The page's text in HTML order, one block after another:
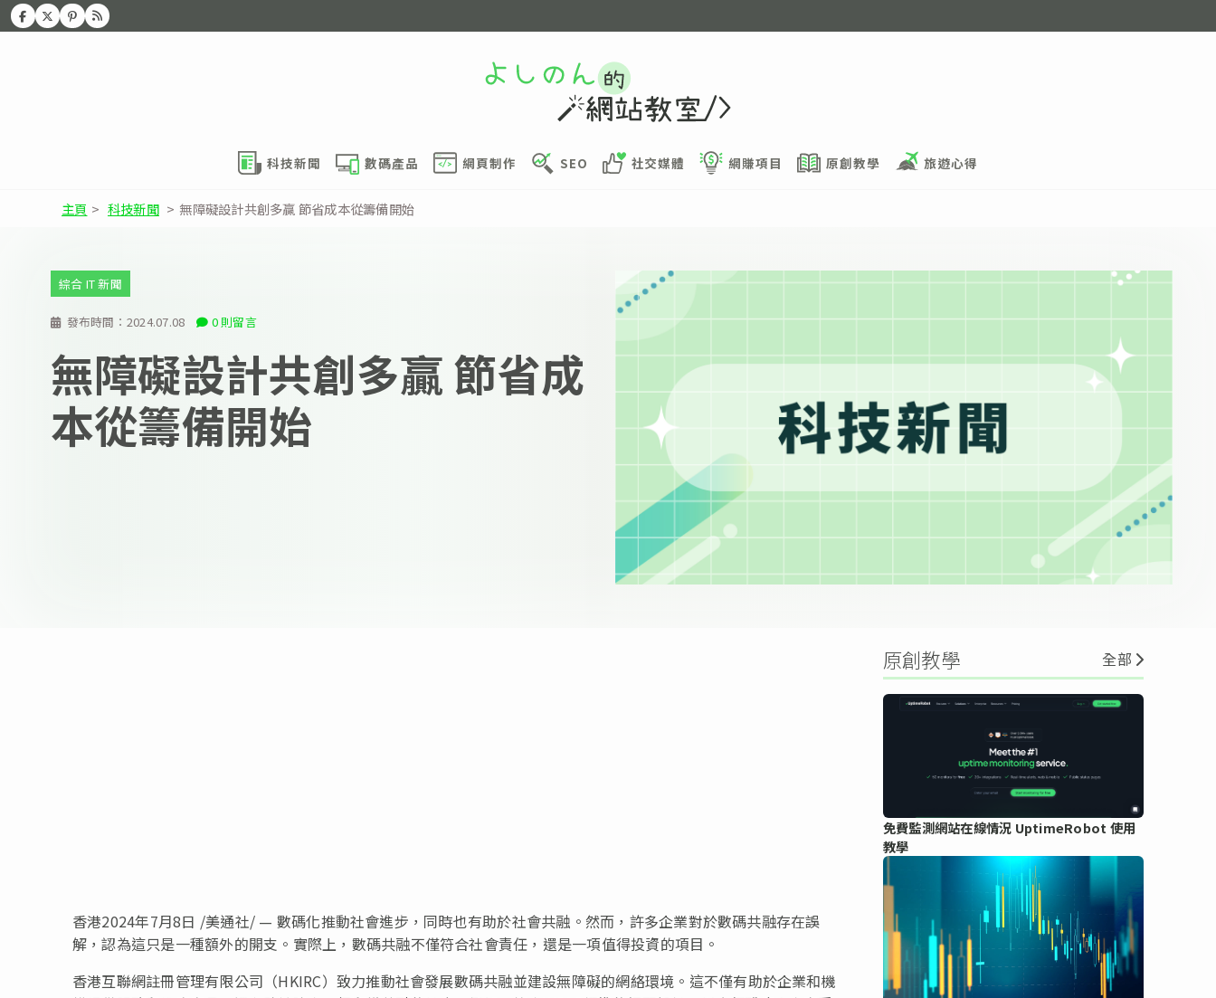
科技新聞 數碼產品 網頁制作 SEO 社交媒體 網賺項目 原創教學 旅遊心得
主頁 > 科技新聞 > 無障礙設計共創多贏 節省成本從籌備開始
發布時間： 2024.07.08 0 則留言
綜合 IT 新聞
無障礙設計共創多贏 節省成
本從籌備開始
香港2024年7月8日 /美通社/ — 數碼化推動社會進步，同時也有助於社會共融。然而，許多企業對於數碼共融存在誤
解，認為這只是一種額外的開支。實際上，數碼共融不僅符合社會責任，還是一項值得投資的項目。
香港互聯網註冊管理有限公司（HKIRC）致力推動社會發展數碼共融並建設無障礙的網絡環境。這不僅有助於企業和機
原創教學 全部
免費監測網站在線情況 UptimeRobot 使用
教學